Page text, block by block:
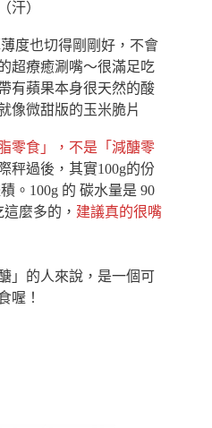
汗）
度也切得剛剛好，不會
超療癒涮嘴～很滿足吃
有蘋果本身很天然的酸
像微甜版的玉米脆片
零食」，不是「減醣零
秤過後，其實100g的份
。100g 的 碳水量是 90
麼多的， 建議真的很嘴
」的人來說，是一個可
喔！